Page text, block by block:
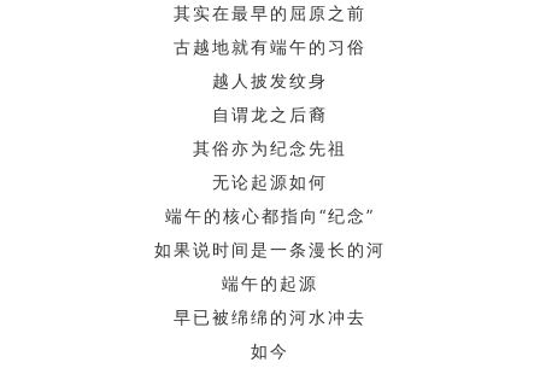
其实在最早的屈原之前
古越地就有端午的习俗
越人披发纹身
自谓龙之后裔
其俗亦为纪念先祖
无论起源如何
端午的核心都指向“纪念”
如果说时间是一条漫长的河
端午的起源
早已被绵绵的河水冲去
如今